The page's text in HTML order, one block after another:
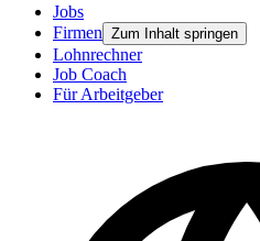
Jobs
Firmen Zum Inhalt springen
Lohnrechner
Job Coach
Für Arbeitgeber